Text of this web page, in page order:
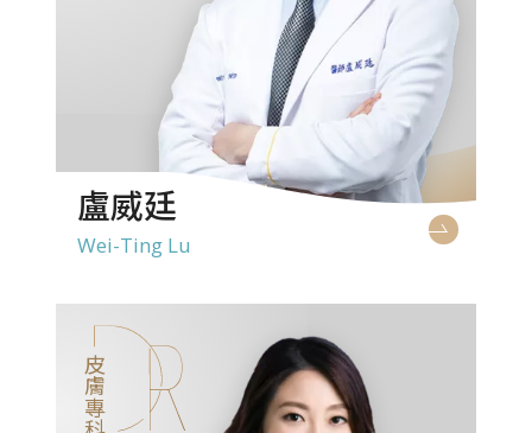
盧威廷
Wei-Ting Lu
皮膚專科